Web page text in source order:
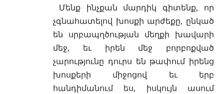
Մենք ինչքան մարդիկ գիտենք, որ
չգնահատելով խոսքի արժեքը, ընկած
են սրբապղծության մեղքի խավարի
մեջ, եւ իրեն մեջ բորբոքված
չարությունը դուրս են թափում իրենց
խոսքերի միջոցով եւ երբ
հանդիմանում ես, իսկույն ասում